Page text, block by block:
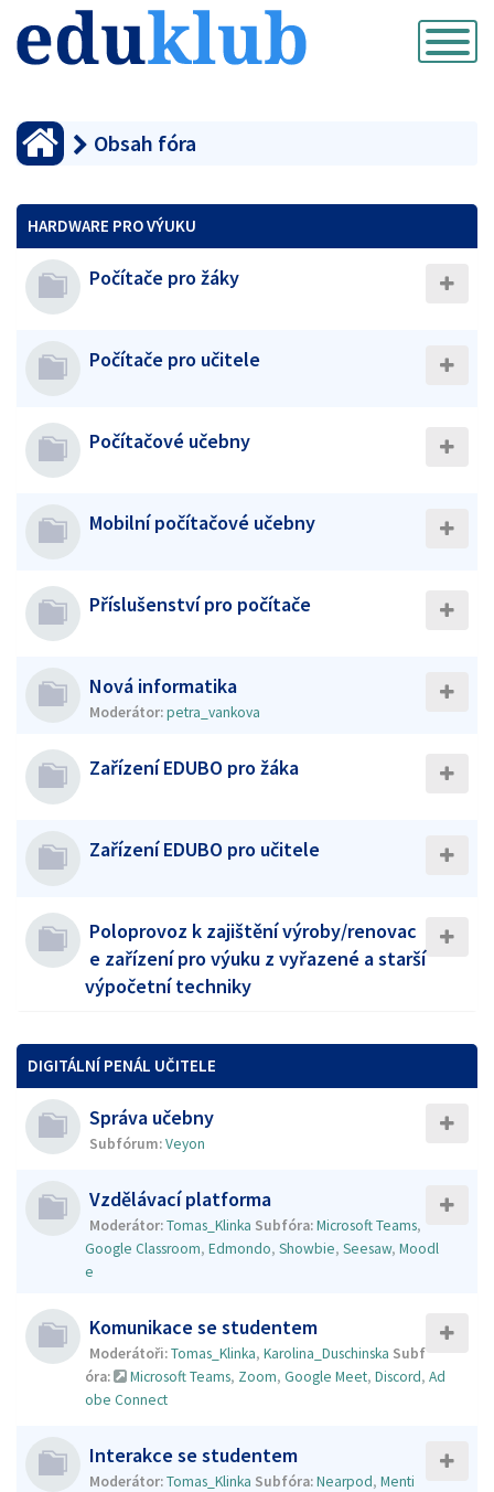
Přepnout
navigaci
Obsah fóra
HARDWARE PRO VÝUKU
Počítače pro žáky
Počítače pro učitele
Počítačové učebny
Mobilní počítačové učebny
Příslušenství pro počítače
Nová informatika
Moderátor:petra_vankova
Zařízení EDUBO pro žáka
Zařízení EDUBO pro učitele
Poloprovoz k zajištění výroby/renovac
e zařízení pro výuku z vyřazené a starší
výpočetní techniky
DIGITÁLNÍ PENÁL UČITELE
Správa učebny
Subfórum:Veyon
Vzdělávací platforma
Moderátor:Tomas_Klinka Subfóra:Microsoft Teams,
Google Classroom, Edmondo, Showbie, Seesaw, Moodl
e
Komunikace se studentem
Moderátoři:Tomas_Klinka, Karolina_Duschinska Subf
óra:
Microsoft Teams, Zoom, Google Meet, Discord, Ad
obe Connect
Interakce se studentem
Moderátor:Tomas_Klinka Subfóra:Nearpod, Menti